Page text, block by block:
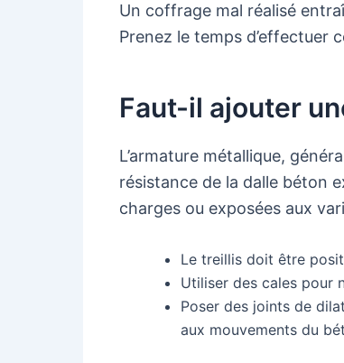
Un coffrage mal réalisé
Prenez le temps d’effectuer
Faut-il ajouter
L’armature métallique,
résistance de la dalle béton
charges ou exposées aux
Le treillis doit être
Utiliser des cales pour
Poser des joints de
aux mouvements du